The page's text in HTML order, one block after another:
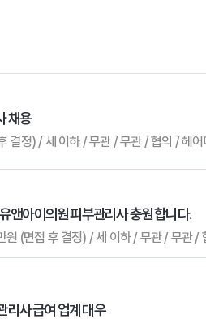
채용
결정) / 세 이하 / 무관 / 무관 / 협의 / 헤
앤아이의원 피부관리사 충원 합니다.
(면접 후 결정) / 세 이하 / 무관 / 무관 /
리사 급여 업계 대우